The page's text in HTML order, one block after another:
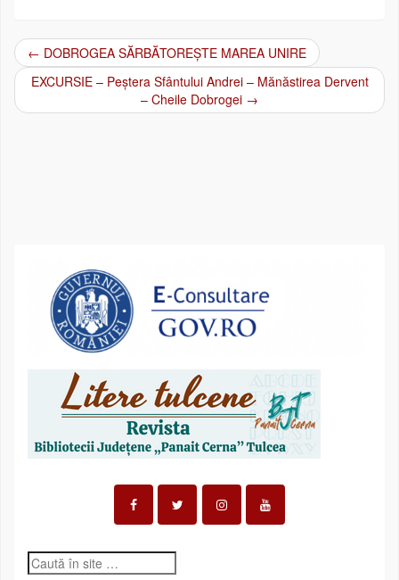
Post navigation
← DOBROGEA SĂRBĂTOREȘTE MAREA UNIRE
EXCURSIE – Peștera Sfântului Andrei – Mănăstirea Dervent
– Cheile Dobrogei →